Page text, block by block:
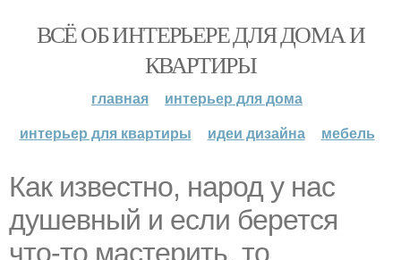
ВСЁ ОБ ИНТЕРЬЕРЕ ДЛЯ ДОМА И
КВАРТИРЫ
главная
интерьер для дома
интерьер для квартиры
идеи дизайна мебель
Как известно, народ у нас
душевный и если берется
что-то мастерить, то